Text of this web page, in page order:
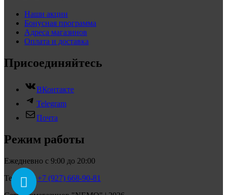
Наши акции
Бонусная программа
Адреса магазинов
Оплата и доставка
Присоединяйтесь
ВКонтакте
Telegram
Почта
Режим работы
Ежедневно с 9:00 до 20:00
Телефон:+7 (927) 668-90-81